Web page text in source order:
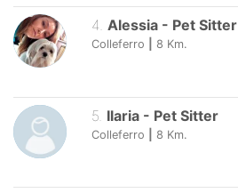
4. Alessia - Pet Sitter
Colleferro 8 Km.
5 Ilaria - Pet Sitter
Colleferro 8 Km.